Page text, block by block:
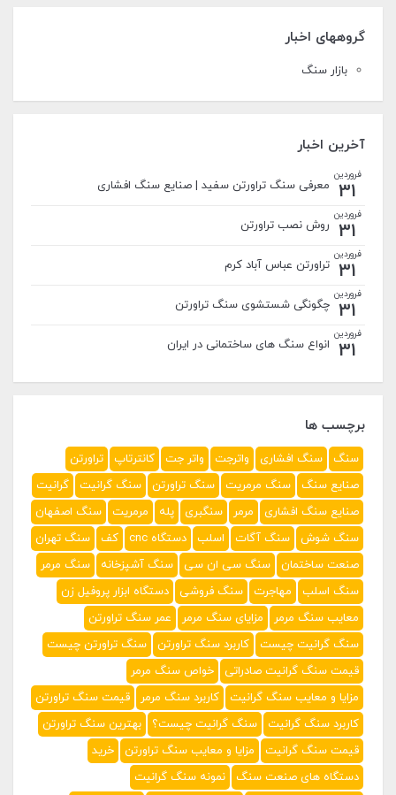
گروههای اخبار
بازار سنگ
آخرین اخبار
فروردین
31 معرفی سنگ تراورتن سفید | صنایع سنگ افشاری
فروردین
31 روش نصب تراورتن
فروردین
31 تراورتن عباس آباد كرم
فروردین
31 چگونگی شستشوی سنگ تراورتن
فروردین
31 انواع سنگ های ساختمانی در ایران
برچسب ها
سنگ سنگ افشاری واترجت واتر جت کانترتاپ
تراورتن
صنایع سنگ
سنگ مرمریت سنگ تراورتن سنگ گرانیت
گرانیت
صنایع سنگ افشاری
مرمر سنگبری پله مرمریت
سنگ اصفهان
سنگ شوش
سنگ آگات اسلب دستگاه cnc کف
سنگ تهران
صنعت ساختمان
سنگ سی ان سی سنگ آشپزخانه
سنگ مرمر
سنگ اسلب
مهاجرت سنگ فروشی
دستگاه ابزار پروفیل زن
معایب سنگ مرمر
مزایای سنگ مرمر
عمر سنگ تراورتن
سنگ گرانیت چیست
کاربرد سنگ تراورتن
سنگ تراورتن چیست
قیمت سنگ گرانیت صادراتی
خواص سنگ مرمر
مزایا و معایب سنگ گرانیت
کاربرد سنگ مرمر
قیمت سنگ تراورتن
کاربرد سنگ گرانیت
سنگ گرانیت چیست؟
بهترین سنگ تراورتن
قیمت سنگ گرانیت
مزایا و معایب سنگ تراورتن
خرید
دستگاه های صنعت سنگ
نمونه سنگ گرانیت